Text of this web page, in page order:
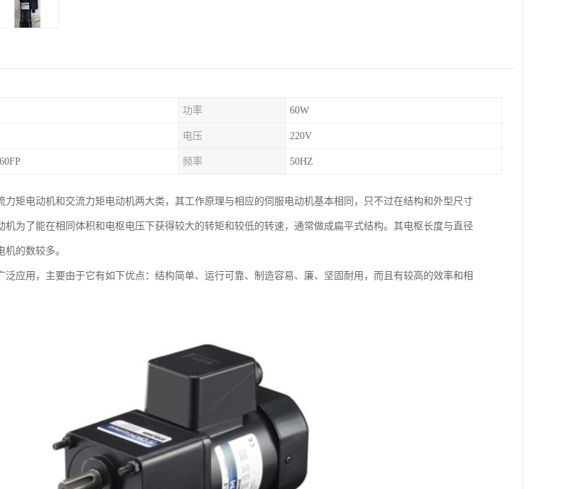
功率 60W
电压 220V
频率 50HZ
力矩电动机和交流力矩电动机两大类，其工作原理与相应的伺服电动机基本相同，只不过在结构和外型尺寸
机为了能在相同体积和电枢电压下获得较大的转矩和较低的转速，通常做成扁平式结构。其电枢长度与直径
的数较多。
泛应用，主要由于它有如下优点：结构简单、运行可靠、制造容易、廉、坚固耐用，而且有较高的效率和相